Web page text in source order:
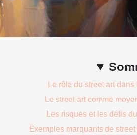
Le rôle du street art
Le street art comme
Les risques et les défis
Exemples marquants de